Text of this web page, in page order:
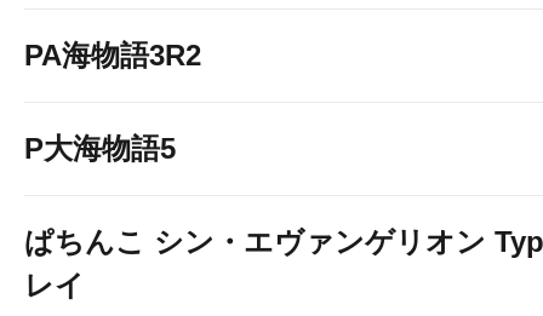
PA海物語3R2
P大海物語5
ぱちんこ シン・エヴァンゲリオン
レイ